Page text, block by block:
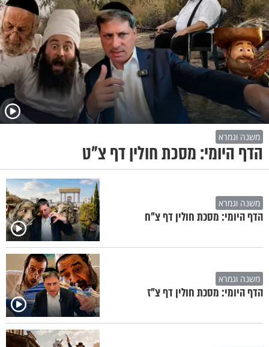
משנה וגמרא
הדף היומי: מסכת חולין דף צ"ט
משנה וגמרא
הדף היומי: מסכת חולין דף צ"ח
משנה וגמרא
הדף היומי: מסכת חולין דף צ"ז